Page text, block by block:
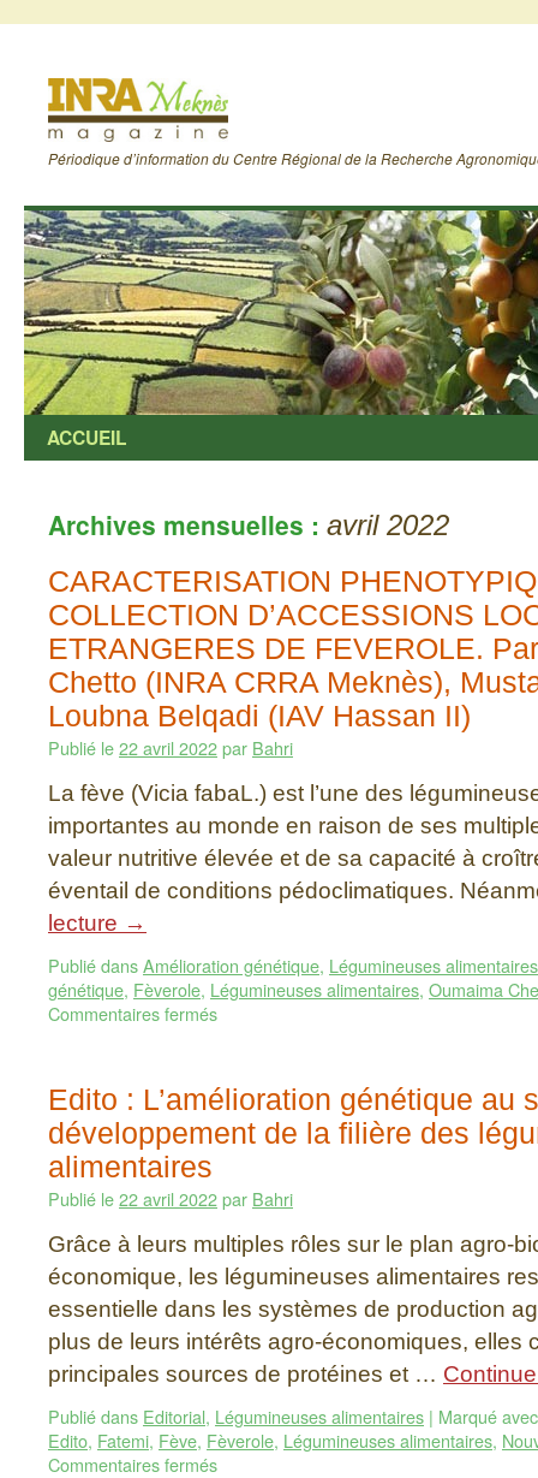
Périodique d’information du Centre Régional de la Recherche
ACCUEIL
Archives mensuelles : avril 2022
CARACTERISATION
COLLECTION D’ACCESSIONS
ETRANGERES DE FEVEROLE.
Chetto (INRA CRRA Meknès),
Loubna Belqadi (IAV Hassan II)
Publié le22 avril 2022par Bahri
La fève (Vicia fabaL.) est l’une des
importantes au monde en raison de ses
valeur nutritive élevée et de sa capacité à
éventail de conditions pédoclimatiques.
lecture →
Publié dansAmélioration génétique, Légumineuses alimentaires
génétique, Fèverole, Légumineuses alimentaires, Oumaima
Commentaires fermés
Edito : L’amélioration génétique au
développement de la filière des
alimentaires
Publié le22 avril 2022par Bahri
Grâce à leurs multiples rôles sur le plan agro-
économique, les légumineuses alimentaires
essentielle dans les systèmes de production
plus de leurs intérêts agro-économiques, elles
principales sources de protéines et …
Publié dans Editorial, Légumineuses alimentaires | Marqué avec
Edito, Fatemi, Fève, Fèverole, Légumineuses alimentaires,
Commentaires fermés